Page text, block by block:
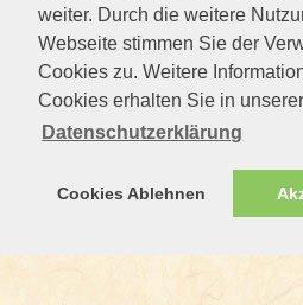
weiter. Durch die weitere
Webseite stimmen Sie der
Cookies zu. Weitere
Cookies erhalten Sie in unserer
Datenschutzerklärung
Cookies Ablehnen